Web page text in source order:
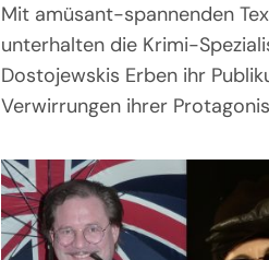
Mit amüsant-spannenden
unterhalten die Krimi-
Dostojewskis Erben ihr
Verwirrungen ihrer